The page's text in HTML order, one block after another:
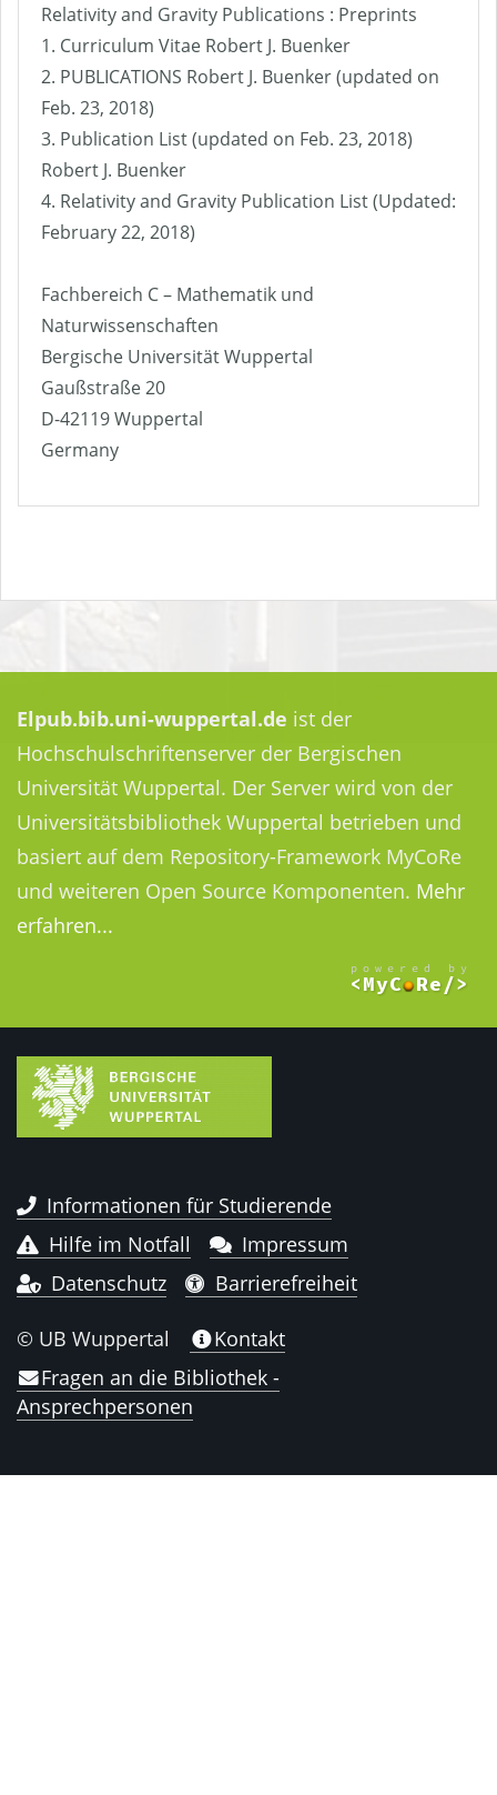
Relativity and Gravity Publications : Preprints
1. Curriculum Vitae Robert J. Buenker
2. PUBLICATIONS Robert J. Buenker (updated on
Feb. 23, 2018)
3. Publication List (updated on Feb. 23, 2018)
Robert J. Buenker
4. Relativity and Gravity Publication List (Updated:
February 22, 2018)
Fachbereich C – Mathematik und
Naturwissenschaften
Bergische Universität Wuppertal
Gaußstraße 20
D-42119 Wuppertal
Germany
Elpub.bib.uni-wuppertal.de ist der
Hochschulschriftenserver der Bergischen
Universität Wuppertal. Der Server wird von der
Universitätsbibliothek Wuppertal betrieben und
basiert auf dem Repository-Framework MyCoRe
und weiteren Open Source Komponenten. Mehr
erfahren...
Informationen für Studierende
Hilfe im Notfall
Impressum
Datenschutz
Barrierefreiheit
© UB Wuppertal
Kontakt
Fragen an die Bibliothek -
Ansprechpersonen